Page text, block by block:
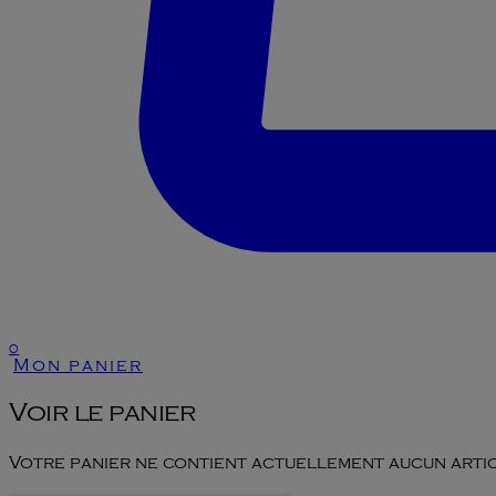
0
Mon panier
Voir le panier
Votre panier ne contient actuellement aucun